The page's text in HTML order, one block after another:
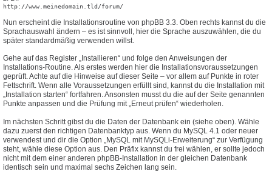
http://www.meinedomain.tld/forum/
Nun erscheint die Installationsroutine von phpBB 3.3. Oben rechts kannst du die
Sprachauswahl ändern – es ist sinnvoll, hier die Sprache auszuwählen, die du
später standardmäßig verwenden willst.
Gehe auf das Register „Installieren“ und folge den Anweisungen der
Installations-Routine. Als erstes werden hier die Installationsvoraussetzungen
geprüft. Achte auf die Hinweise auf dieser Seite – vor allem auf Punkte in roter
Fettschrift. Wenn alle Voraussetzungen erfüllt sind, kannst du die Installation mit
„Installation starten“ fortfahren. Ansonsten musst du die auf der Seite genannten
Punkte anpassen und die Prüfung mit „Erneut prüfen“ wiederholen.
Im nächsten Schritt gibst du die Daten der Datenbank ein (siehe oben). Wähle
dazu zuerst den richtigen Datenbanktyp aus. Wenn du MySQL 4.1 oder neuer
verwendest und dir die Option „MySQL mit MySQLi-Erweiterung“ zur Verfügung
steht, wähle diese Option aus. Den Präfix kannst du frei wählen, er sollte jedoch
nicht mit dem einer anderen phpBB-Installation in der gleichen Datenbank
identisch sein und maximal sechs Zeichen lang sein.